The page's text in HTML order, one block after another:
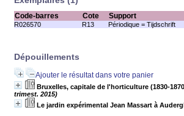
Code-barres Cote Support
R026570 R13 Périodique = Tijdschrift
Dépouillements
Ajouter le résultat dans votre panier
Bruxelles, capitale de l'horticulture (1830-
trimest. 2015)
Le jardin expérimental Jean Massart à